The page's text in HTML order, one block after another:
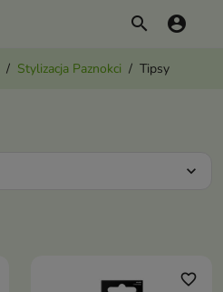
search account_circle
Stylizacja Paznokci Tipsy
expand_more
favorite_border